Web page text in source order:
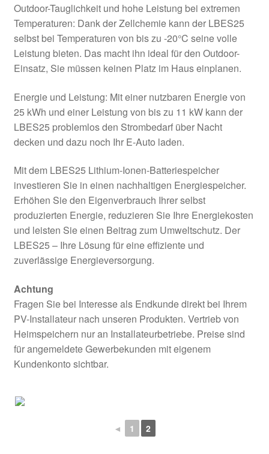
Outdoor-Tauglichkeit und hohe Leistung bei extremen
Temperaturen: Dank der Zellchemie kann der LBES25
selbst bei Temperaturen von bis zu -20°C seine volle
Leistung bieten. Das macht ihn ideal für den Outdoor-
Einsatz, Sie müssen keinen Platz im Haus einplanen.
Energie und Leistung: Mit einer nutzbaren Energie von
25 kWh und einer Leistung von bis zu 11 kW kann der
LBES25 problemlos den Strombedarf über Nacht
decken und dazu noch Ihr E-Auto laden.
Mit dem LBES25 Lithium-Ionen-Batteriespeicher
investieren Sie in einen nachhaltigen Energiespeicher.
Erhöhen Sie den Eigenverbrauch Ihrer selbst
produzierten Energie, reduzieren Sie Ihre Energiekosten
und leisten Sie einen Beitrag zum Umweltschutz. Der
LBES25 – Ihre Lösung für eine effiziente und
zuverlässige Energieversorgung.
Achtung
Fragen Sie bei Interesse als Endkunde direkt bei Ihrem
PV-Installateur nach unseren Produkten. Vertrieb von
Heimspeichern nur an Installateurbetriebe. Preise sind
für angemeldete Gewerbekunden mit eigenem
Kundenkonto sichtbar.
◄ 1 2